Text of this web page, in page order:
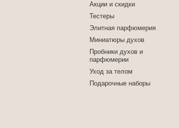
Акции и скидки
Тестеры
Элитная парфюмерия
Миниатюры духов
Пробники духов и
парфюмерии
Уход за телом
Подарочные наборы